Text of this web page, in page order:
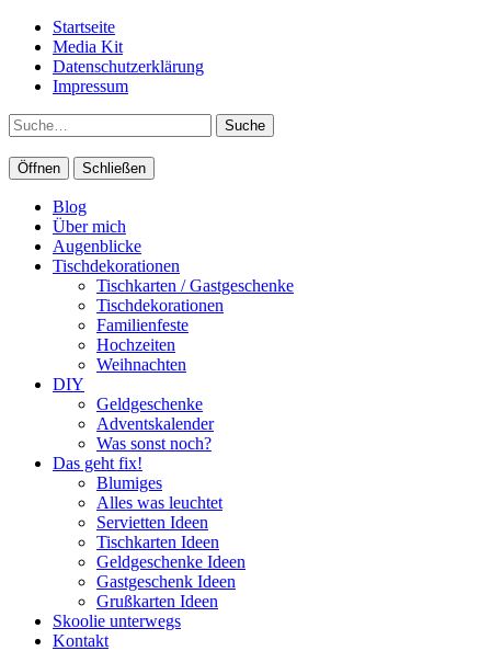
Startseite
Media Kit
Datenschutzerklärung
Impressum
Suche
Öffnen Schließen
Blog
Über mich
Augenblicke
Tischdekorationen
Tischkarten / Gastgeschenke
Tischdekorationen
Familienfeste
Hochzeiten
Weihnachten
DIY
Geldgeschenke
Adventskalender
Was sonst noch?
Das geht fix!
Blumiges
Alles was leuchtet
Servietten Ideen
Tischkarten Ideen
Geldgeschenke Ideen
Gastgeschenk Ideen
Grußkarten Ideen
Skoolie unterwegs
Kontakt